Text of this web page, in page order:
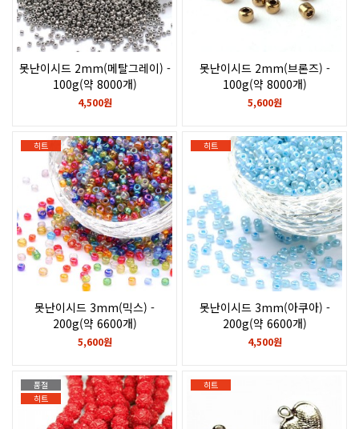
못난이시드 2mm(메탈그레이) -
100g(약 8000개)
4,500원
못난이시드 2mm(브론즈) -
100g(약 8000개)
A급
5,600원
히트
못난이시드 3mm(믹스) -
200g(약 6600개)
5,600원
히트
못난이시드 3mm(아쿠아) -
200g(약 6600개)
4,500원
품절
히트
히트